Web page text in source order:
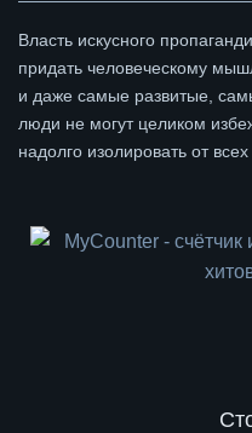
Власть искусного
придать человеческому
и даже самые развитые,
люди не могут целиком
надолго изолировать от